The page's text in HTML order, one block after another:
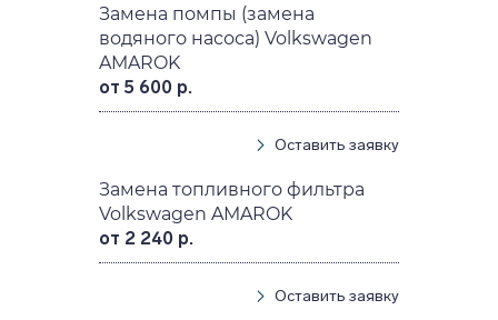
Замена помпы (замена
водяного насоса) Volkswagen
AMAROK
от 5 600 р.
Оставить заявку
Замена топливного фильтра
Volkswagen AMAROK
от 2 240 р.
Оставить заявку